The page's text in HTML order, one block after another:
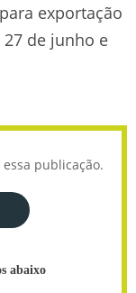
exportação
27 de junho e
publicação.
abaixo